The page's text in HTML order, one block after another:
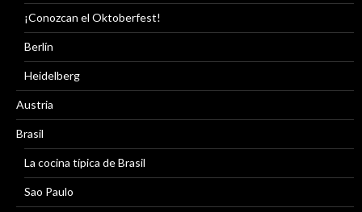
¡Conozcan el Oktoberfest!
Berlín
Heidelberg
Austria
Brasil
La cocina típica de Brasil
Sao Paulo